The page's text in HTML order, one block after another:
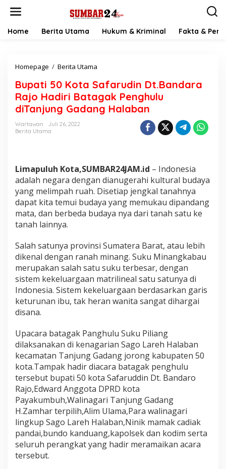
Home Berita Utama Hukum & Kriminal Fakta &
Homepage / Berita Utama
p
a
t
i
a
a
f
a
r
n
D
t
.
B
a
n
r
a
R
a
j
o
H
a
d
i
r
i
B
a
Bupati 50 Kota Safarudin Dt.Bandara
Rajo Hadiri Batagak Penghulu
diTanjung Gadang Halaban
Wartawan
Juli 26, 2022
Berita Utama
Limapuluh Kota,SUMBAR24JAM.id – Indonesia
adalah negara dengan dianugerahi kultural budaya
yang melimpah ruah. Disetiap jengkal tanahnya
dapat kita temui budaya yang memukau dipandang
mata, dan berbeda budaya nya dari tanah satu ke
tanah lainnya.
Salah satunya provinsi Sumatera Barat, atau lebih
dikenal dengan ranah minang. Suku Minangkabau
merupakan salah satu suku terbesar, dengan
sistem kekeluargaan matrilineal satu satunya di
Indonesia. Sistem kekeluargaan berdasarkan garis
keturunan ibu, tak heran wanita sangat dihargai
disana.
Upacara batagak Panghulu Suku Piliang
dilaksanakan di kenagarian Sago Lareh Halaban
kecamatan Tanjung Gadang jorong kabupaten 50
kota.Tampak hadir diacara batagak penghulu
tersebut bupati 50 kota Safaruddin Dt. Bandaro
Rajo,Edward Anggota DPRD kota
Payakumbuh,Walinagari Tanjung Gadang
H.Zamhar terpilih,Alim Ulama,Para walinagari
lingkup Sago Lareh Halaban,Ninik mamak cadiak
pandai,bundo kanduang,kapolsek dan kodim serta
seluruh perangkat yang hadir meramaikan acara
tersebut.